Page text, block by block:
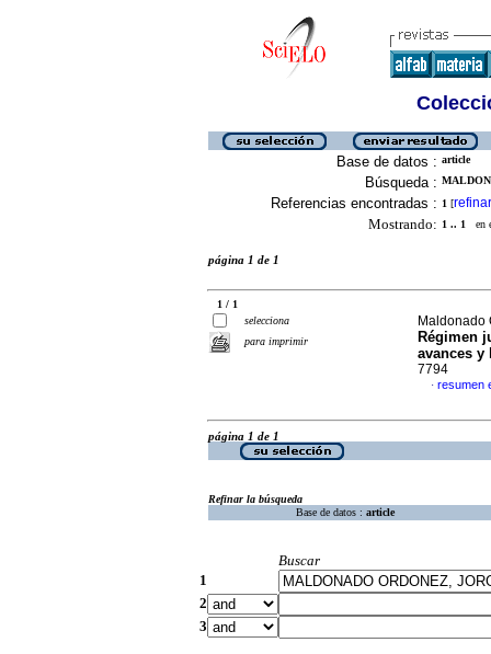
Base de datos : article
Búsqueda :
Referencias encontradas : 1 [refinar
Mostrando: 1 .. 1 en
página 1 de 1
1 / 1
selecciona
para imprimir
Maldonado
Régimen
avances y
7794
· resumen
página 1 de 1
Refinar la búsqueda
Base de datos : article
Buscar
1
2
3